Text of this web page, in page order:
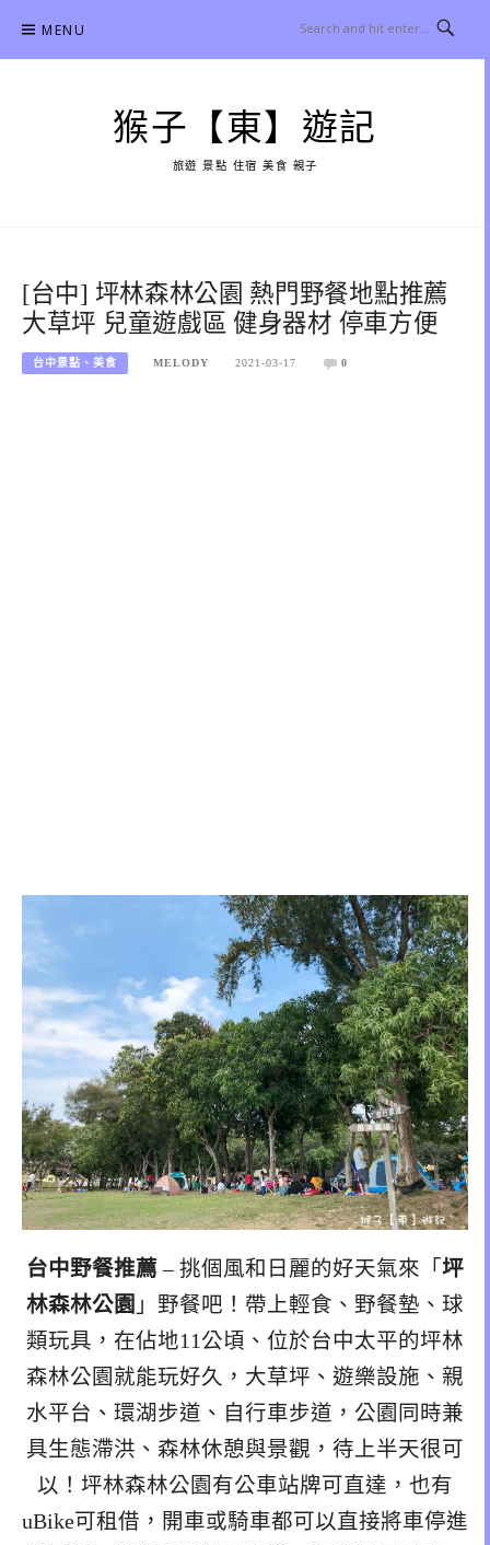
content
MENU
猴子【東】遊記
旅遊 景點 住宿 美食 親子
[台中] 坪林森林公園 熱門野餐地點推薦
大草坪 兒童遊戲區 健身器材 停車方便
台中景點、美食 MELODY 2021-03-17 0
台中野餐推薦 – 挑個風和日麗的好天氣來「 坪
林森林公園 」野餐吧！帶上輕食、野餐墊、球
類玩具，在佔地11公頃、位於台中太平的坪林
森林公園就能玩好久，大草坪、遊樂設施、親
水平台、環湖步道、自行車步道，公園同時兼
具生態滯洪、森林休憩與景觀，待上半天很可
以！坪林森林公園有公車站牌可直達，也有
uBike可租借，開車或騎車都可以直接將車停進